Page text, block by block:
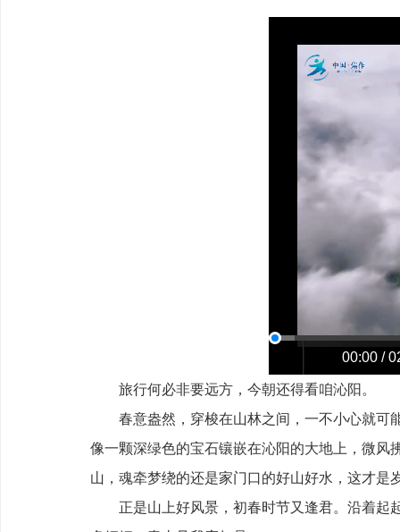
00:00 /
旅行何必非要远方，今朝还得看咱沁阳。
春意盎然，穿梭在山林之间，一不小心就
像一颗深绿色的宝石镶嵌在沁阳的大地上，微风
山，魂牵梦绕的还是家门口的好山好水，这才是
正是山上好风景，初春时节又逢君。沿着起